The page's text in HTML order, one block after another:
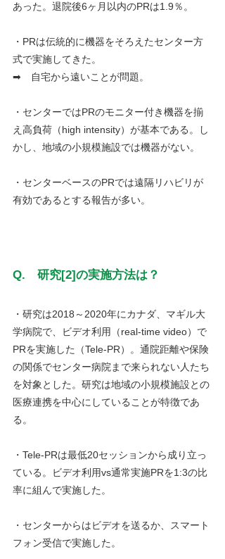
あった。退院後6ヶ月以内のPRは1.9％。
・PRは伝統的に機器をそろえたセンター方
式で実施してきた。
➡　自宅から遠いことが問題。
・センターではPRのモニター付き機器を揃
え高負荷（high intensity）が基本である。し
かし、地域の小規模施設では機器がない。
・センターベースのPRでは遠隔リハビリが
有効であるとする報告が多い。
Q.　研究[2]の実施方法は？
・研究は2018～2020年にカナダ、マギル大
学病院で、ビデオ利用（real-time video）で
PRを実施した（Tele-PR）。通院距離や保険
の関係でセンター病院まで来られない人たち
を対象とした。研究は地域の小規模施設との
医療連携を中心にしていることが特徴であ
る。
・Tele-PRは最低20セッションから成り立っ
ている。ビデオ利用vs通常実施PRを1:3の比
率に組んで実施した。
・センターからはビデオを送るか、スマート
フォン受信で実施した。